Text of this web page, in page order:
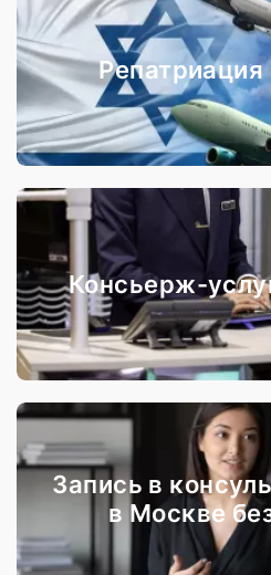
Репатриация
Консьерж-
Запись в
в Москве